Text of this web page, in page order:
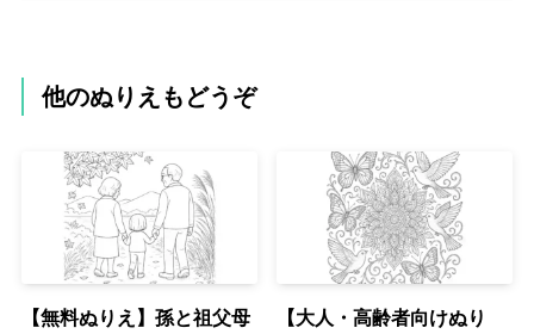
他のぬりえもどうぞ
【無料ぬりえ】孫と祖父母
【大人・高齢者向けぬり